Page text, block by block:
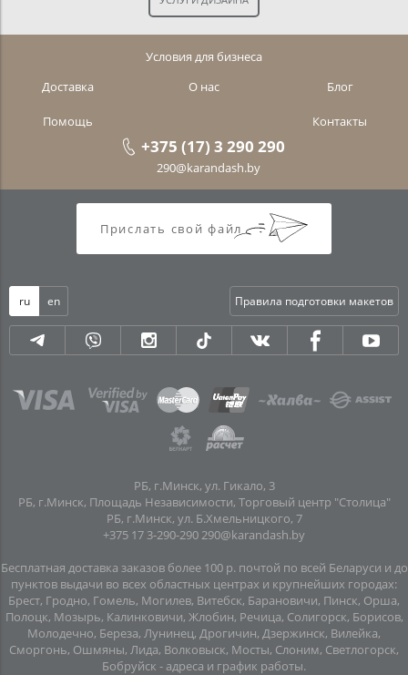
Условия для бизнеса
Доставка
О нас Блог
Помощь Контакты
+375 (17) 3 290 290
290@karandash.by
Прислать свой файл
ru en Правила подготовки макетов
РБ, г.Минск, ул. Гикало, 3
РБ, г.Минск, Площадь Независимости, Торговый центр "Столица"
РБ, г.Минск, ул. Б.Хмельницкого, 7
+375 17 3-290-290 290@karandash.by
Бесплатная доставка заказов более 100 р. почтой по всей Беларуси и до
пунктов выдачи во всех областных центрах и крупнейших городах:
Брест, Гродно, Гомель, Могилев, Витебск, Барановичи, Пинск, Орша,
Полоцк, Мозырь, Калинковичи, Жлобин, Речица, Солигорск, Борисов,
Молодечно, Береза, Лунинец, Дрогичин, Дзержинск, Вилейка,
Сморгонь, Ошмяны, Лида, Волковыск, Мосты, Слоним, Светлогорск,
Бобруйск - адреса и график работы.